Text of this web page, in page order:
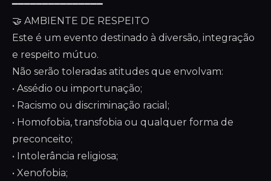
━━━━━━━━━━━━━━━
🤝 AMBIENTE DE RESPEITO
Este é um evento destinado à diversão, integração
e respeito mútuo.
Não serão toleradas atitudes que envolvam:
• Assédio ou importunação;
• Racismo ou discriminação racial;
• Homofobia, transfobia ou qualquer forma de
preconceito;
• Intolerância religiosa;
• Xenofobia;